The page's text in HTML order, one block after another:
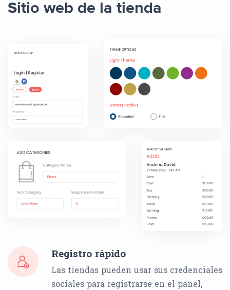
Sitio web de la tienda
Registro rápido
Las tiendas pueden usar sus credenciales
sociales para registrarse en el panel,